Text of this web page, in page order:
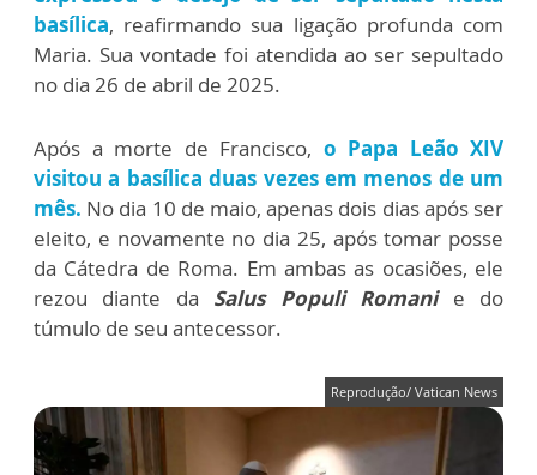
basílica, reafirmando sua ligação profunda com
Maria. Sua vontade foi atendida ao ser sepultado
no dia 26 de abril de 2025.
Após a morte de Francisco, o Papa Leão XIV
visitou a basílica duas vezes em menos de um
mês. No dia 10 de maio, apenas dois dias após ser
eleito, e novamente no dia 25, após tomar posse
da Cátedra de Roma. Em ambas as ocasiões, ele
rezou diante da Salus Populi Romanie do
túmulo de seu antecessor.
Reprodução/ Vatican News